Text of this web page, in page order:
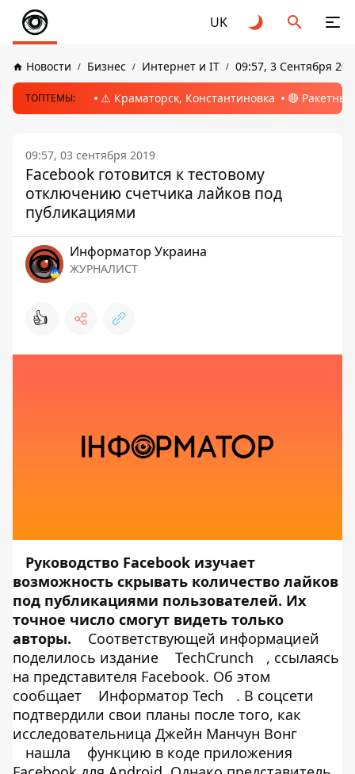
UK
Новости Бизнес Интернет и IT 09:57, 3 Сентября
ТОПТЕМЫ: ⚠️ Краматорск, Константиновка 🔴
09:57, 03 сентября 2019
Facebook готовится к тестовому
отключению счетчика лайков под
публикациями
Информатор Украина
ЖУРНАЛИСТ
👍
Руководство Facebook изучает
возможность скрывать количество лайков
под публикациями пользователей. Их
точное число смогут видеть только
авторы.
Соответствующей информацией
поделилось издание
TechCrunch
, ссылаясь
на представителя Facebook. Об этом
сообщает
Информатор Tech
. В соцсети
подтвердили свои планы после того, как
исследовательница Джейн Манчун Вонг
нашла
функцию в коде приложения